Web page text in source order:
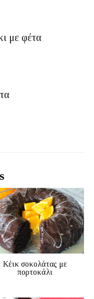
με φέτα
Κέικ σοκολάτας με
πορτοκάλι